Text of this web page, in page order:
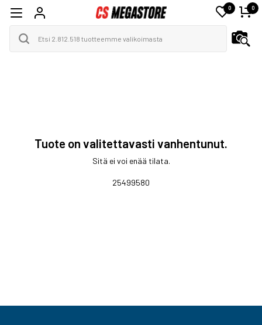
0 0
Tuote on valitettavasti vanhentunut.
Sitä ei voi enää tilata.
25499580